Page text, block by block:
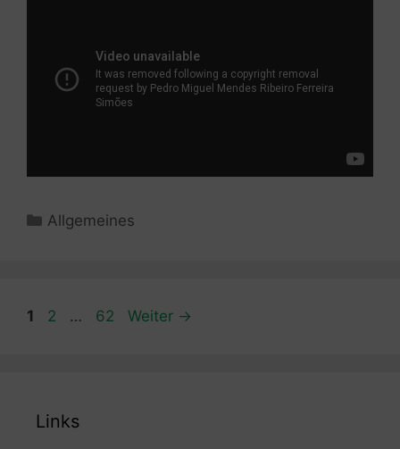
Kategorien
Allgemeines
Seite
1 Seite
2 … Seite
62 Weiter →
Links